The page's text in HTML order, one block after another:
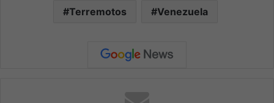
Terremotos Venezuela